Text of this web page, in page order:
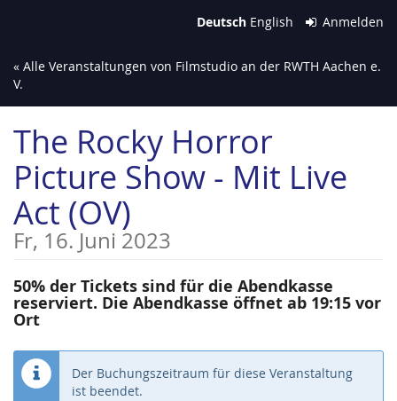
springen
Deutsch English Anmelden
« Alle Veranstaltungen von Filmstudio an der RWTH Aachen e.
V.
The Rocky Horror
Picture Show - Mit Live
Act (OV)
Fr, 16. Juni 2023
50% der Tickets sind für die Abendkasse
reserviert. Die Abendkasse öffnet ab 19:15 vor
Ort
Der Buchungszeitraum für diese Veranstaltung
ist beendet.